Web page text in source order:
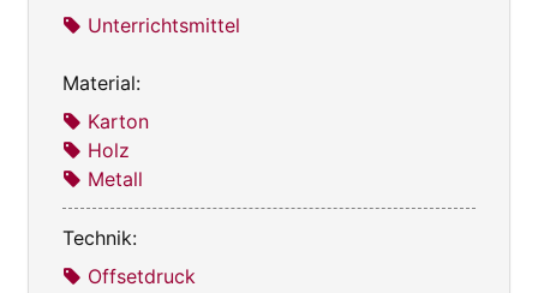
Unterrichtsmittel
Material:
Karton
Holz
Metall
Technik:
Offsetdruck